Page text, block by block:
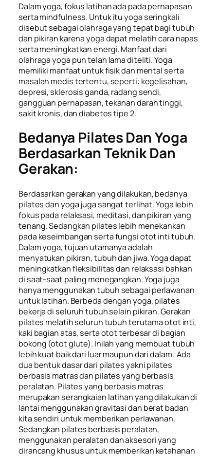
Dalam yoga, fokus latihan ada pada pernapasan
sertamindfulness. Untuk itu yoga seringkali
disebut sebagai olahraga yang tepat bagi tubuh
dan pikiran karena yoga dapat melatih cara napas
serta meningkatkan energi. Manfaat dari
olahraga yoga pun telah lama diteliti. Yoga
memiliki manfaat untuk fisik dan mental serta
masalah medis tertentu, seperti: kegelisahan,
depresi, sklerosis ganda, radang sendi,
gangguan pernapasan, tekanan darah tinggi,
sakit kronis, dan diabetes tipe 2.
Bedanya Pilates Dan Yoga
Berdasarkan Teknik Dan
Gerakan:
Berdasarkan gerakan yang dilakukan, bedanya
pilates dan yoga juga sangat terlihat. Yoga lebih
fokus pada relaksasi, meditasi, dan pikiran yang
tenang. Sedangkan pilates lebih menekankan
pada keseimbangan serta fungsi otot inti tubuh.
Dalam yoga, tujuan utamanya adalah
menyatukan pikiran, tubuh dan jiwa. Yoga dapat
meningkatkan fleksibilitas dan relaksasi bahkan
di saat-saat paling menegangkan. Yoga juga
hanya menggunakan tubuh sebagai perlawanan
untuk latihan. Berbeda dengan yoga, pilates
bekerja di seluruh tubuh selain pikiran. Gerakan
pilates melatih seluruh tubuh terutama otot inti,
kaki bagian atas, serta otot terbesar di bagian
bokong (otot glute). Inilah yang membuat tubuh
lebih kuat baik dari luar maupun dari dalam. Ada
dua bentuk dasar dari pilates yakni pilates
berbasis matras dan pilates yang berbasis
peralatan. Pilates yang berbasis matras
merupakan serangkaian latihan yang dilakukan di
lantai menggunakan gravitasi dan berat badan
kita sendiri untuk memberikan perlawanan.
Sedangkan pilates berbasis peralatan,
menggunakan peralatan dan aksesori yang
dirancang khusus untuk memberikan ketahanan